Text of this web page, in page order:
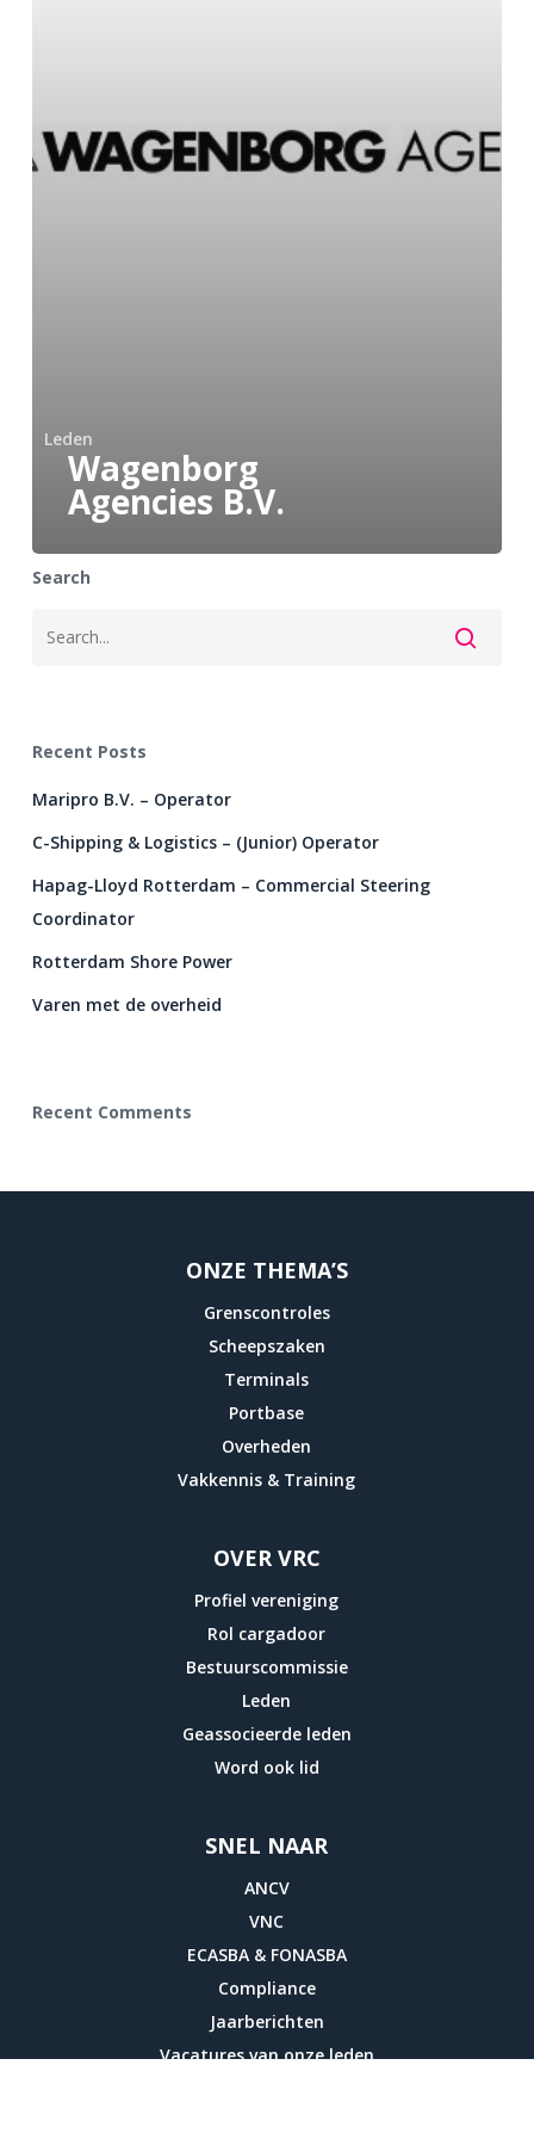
Leden
Wagenborg
Agencies B.V.
Search
Recent Posts
Maripro B.V. – Operator
C-Shipping & Logistics – (Junior) Operator
Hapag-Lloyd Rotterdam – Commercial Steering
Coordinator
Rotterdam Shore Power
Varen met de overheid
Recent Comments
ONZE THEMA’S
Grenscontroles
Scheepszaken
Terminals
Portbase
Overheden
Vakkennis & Training
OVER VRC
Profiel vereniging
Rol cargadoor
Bestuurscommissie
Leden
Geassocieerde leden
Word ook lid
SNEL NAAR
ANCV
VNC
ECASBA & FONASBA
Compliance
Jaarberichten
Vacatures van onze leden